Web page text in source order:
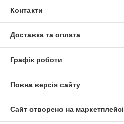
Контакти
Доставка та оплата
Графік роботи
Повна версія сайту
Сайт створено на маркетплейсі